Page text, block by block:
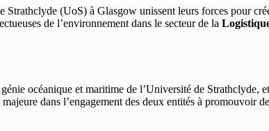
Strathclyde (UoS) à Glasgow unissent leurs forces pour
de l’environnement dans le secteur de la
océanique et maritime de l’Université de Strathclyde,
dans l’engagement des deux entités à promouvoir